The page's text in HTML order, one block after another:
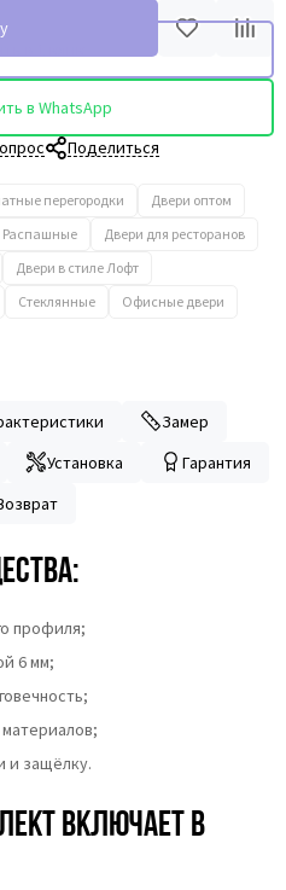
в WhatsApp
Поделиться
перегородки
Двери оптом
Распашные
Двери для ресторанов
Двери в стиле Лофт
Стеклянные
Офисные двери
Замер
Установка
Гарантия
профиля;
6 мм;
и защёлку.
включает в